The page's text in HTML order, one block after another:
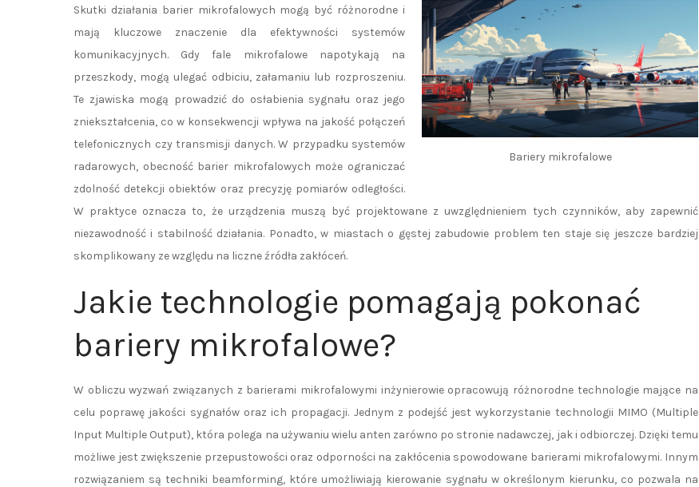
Bariery mikrofalowe
Skutki działania barier mikrofalowych mogą być różnorodne i
mają kluczowe znaczenie dla efektywności systemów
komunikacyjnych. Gdy fale mikrofalowe napotykają na
przeszkody, mogą ulegać odbiciu, załamaniu lub rozproszeniu.
Te zjawiska mogą prowadzić do osłabienia sygnału oraz jego
zniekształcenia, co w konsekwencji wpływa na jakość połączeń
telefonicznych czy transmisji danych. W przypadku systemów
radarowych, obecność barier mikrofalowych może ograniczać
zdolność detekcji obiektów oraz precyzję pomiarów odległości.
W praktyce oznacza to, że urządzenia muszą być projektowane z uwzględnieniem tych czynników, aby zapewnić
niezawodność i stabilność działania. Ponadto, w miastach o gęstej zabudowie problem ten staje się jeszcze bardziej
skomplikowany ze względu na liczne źródła zakłóceń.
Jakie technologie pomagają pokonać
bariery mikrofalowe?
W obliczu wyzwań związanych z barierami mikrofalowymi inżynierowie opracowują różnorodne technologie mające na
celu poprawę jakości sygnałów oraz ich propagacji. Jednym z podejść jest wykorzystanie technologii MIMO (Multiple
Input Multiple Output), która polega na używaniu wielu anten zarówno po stronie nadawczej, jak i odbiorczej. Dzięki temu
możliwe jest zwiększenie przepustowości oraz odporności na zakłócenia spowodowane barierami mikrofalowymi. Innym
rozwiązaniem są techniki beamforming, które umożliwiają kierowanie sygnału w określonym kierunku, co pozwala na